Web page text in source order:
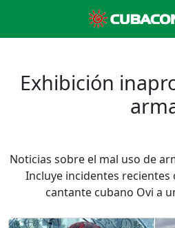
Exhibición
Noticias sobre el mal uso de
Incluye incidentes recientes
cantante cubano Ovi a